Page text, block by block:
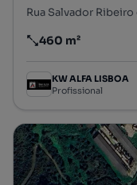
Preço por metro
460 m²
KW ALFA LISBOA
Profissional